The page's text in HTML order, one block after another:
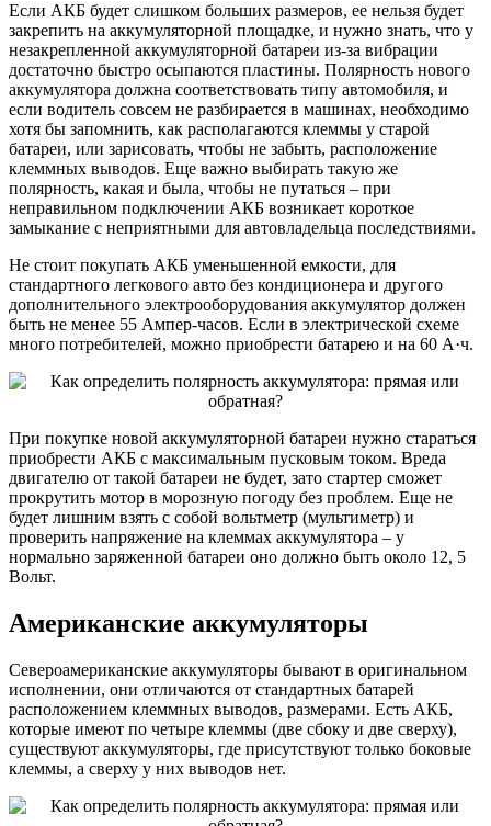
Если АКБ будет слишком больших размеров, ее нельзя будет
закрепить на аккумуляторной площадке, и нужно знать, что у
незакрепленной аккумуляторной батареи из-за вибрации
достаточно быстро осыпаются пластины. Полярность нового
аккумулятора должна соответствовать типу автомобиля, и
если водитель совсем не разбирается в машинах, необходимо
хотя бы запомнить, как располагаются клеммы у старой
батареи, или зарисовать, чтобы не забыть, расположение
клеммных выводов. Еще важно выбирать такую же
полярность, какая и была, чтобы не путаться – при
неправильном подключении АКБ возникает короткое
замыкание с неприятными для автовладельца последствиями.
Не стоит покупать АКБ уменьшенной емкости, для
стандартного легкового авто без кондиционера и другого
дополнительного электрооборудования аккумулятор должен
быть не менее 55 Ампер-часов. Если в электрической схеме
много потребителей, можно приобрести батарею и на 60 А·ч.
При покупке новой аккумуляторной батареи нужно стараться
приобрести АКБ с максимальным пусковым током. Вреда
двигателю от такой батареи не будет, зато стартер сможет
прокрутить мотор в морозную погоду без проблем. Еще не
будет лишним взять с собой вольтметр (мультиметр) и
проверить напряжение на клеммах аккумулятора – у
нормально заряженной батареи оно должно быть около 12, 5
Вольт.
Американские аккумуляторы
Североамериканские аккумуляторы бывают в оригинальном
исполнении, они отличаются от стандартных батарей
расположением клеммных выводов, размерами. Есть АКБ,
которые имеют по четыре клеммы (две сбоку и две сверху),
существуют аккумуляторы, где присутствуют только боковые
клеммы, а сверху у них выводов нет.